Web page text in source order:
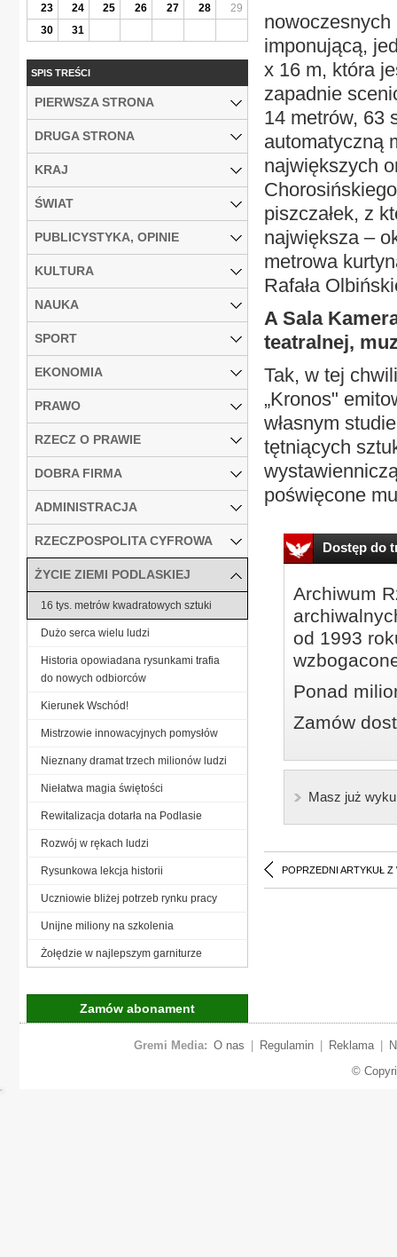
imponującą,
x 16 m, która
zapadnie
14 metrów, 63
automatyczną
największych
piszczałek, z
największa –
metrowa
Rafała
A Sala
teatralnej,
Tak, w tej
„Kronos"
własnym
tętniących
poświęcone
Dostęp do
Archiwum
od 1993
Ponad
Zamów
Masz już
POPRZEDNI ARTYKUŁ Z
23
24 25 26 27 28
29
30
31
SPIS TREŚCI
PIERWSZA STRONA
DRUGA STRONA
KRAJ
ŚWIAT
PUBLICYSTYKA, OPINIE
KULTURA
NAUKA
SPORT
EKONOMIA
PRAWO
RZECZ O PRAWIE
DOBRA FIRMA
ADMINISTRACJA
RZECZPOSPOLITA CYFROWA
ŻYCIE ZIEMI PODLASKIEJ
16 tys. metrów kwadratowych sztuki
Dużo serca wielu ludzi
Historia opowiadana rysunkami trafia
do nowych odbiorców
Kierunek Wschód!
Mistrzowie innowacyjnych pomysłów
Nieznany dramat trzech milionów ludzi
Niełatwa magia świętości
Rewitalizacja dotarła na Podlasie
Rozwój w rękach ludzi
Rysunkowa lekcja historii
Uczniowie bliżej potrzeb rynku pracy
Unijne miliony na szkolenia
Żołędzie w najlepszym garniturze
Zamów abonament
Gremi Media: O nas Regulamin Reklama
©